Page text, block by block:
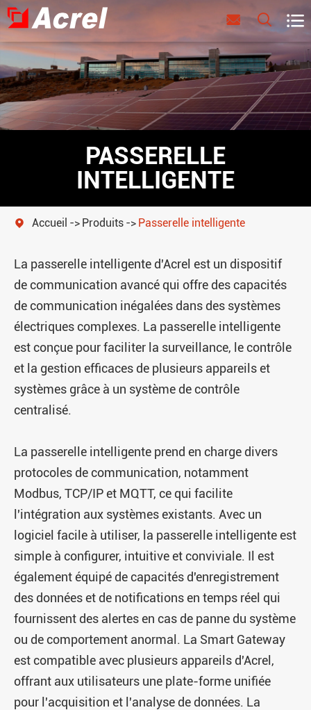
  
PASSERELLE
INTELLIGENTE
 Accueil Produits Passerelle intelligente
La passerelle intelligente d'Acrel est un dispositif
de communication avancé qui offre des capacités
de communication inégalées dans des systèmes
électriques complexes. La passerelle intelligente
est conçue pour faciliter la surveillance, le contrôle
et la gestion efficaces de plusieurs appareils et
systèmes grâce à un système de contrôle
centralisé.
La passerelle intelligente prend en charge divers
protocoles de communication, notamment
Modbus, TCP/IP et MQTT, ce qui facilite
l'intégration aux systèmes existants. Avec un
logiciel facile à utiliser, la passerelle intelligente est
simple à configurer, intuitive et conviviale. Il est
également équipé de capacités d'enregistrement
des données et de notifications en temps réel qui
fournissent des alertes en cas de panne du système
ou de comportement anormal. La Smart Gateway
est compatible avec plusieurs appareils d'Acrel,
offrant aux utilisateurs une plate-forme unifiée
pour l'acquisition et l'analyse de données. La